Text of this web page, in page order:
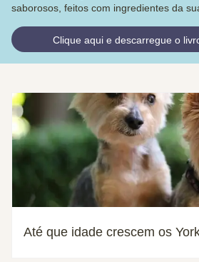
saborosos, feitos com ingredientes da
Clique aqui e descarregue o
Até que idade crescem os